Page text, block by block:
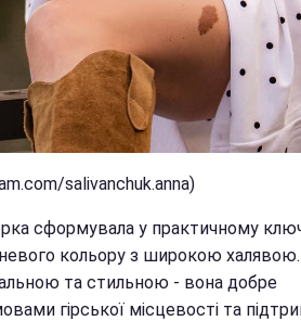
salivanchuk.anna)
сформувала у практичному
кольору з широкою
та стильною - вона добре
гірської місцевості та